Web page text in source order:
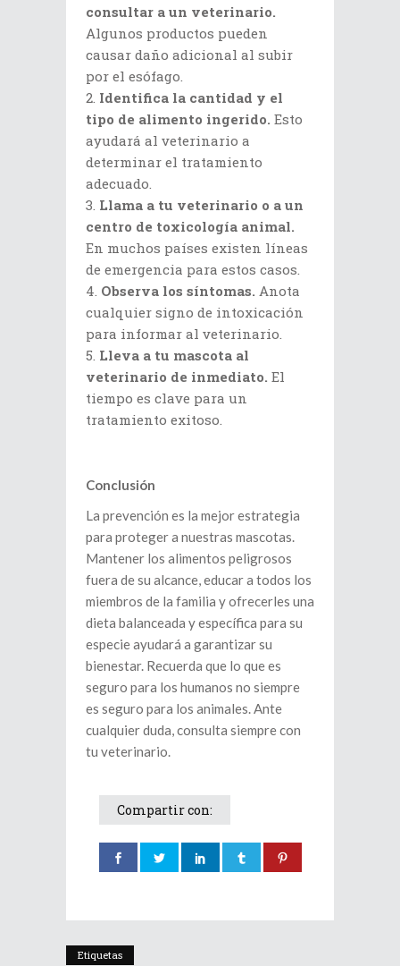
consultar a un veterinario.
Algunos productos pueden
causar daño adicional al subir
por el esófago.
Identifica la cantidad y el
tipo de alimento ingerido. Esto
ayudará al veterinario a
determinar el tratamiento
adecuado.
Llama a tu veterinario o a un
centro de toxicología animal.
En muchos países existen líneas
de emergencia para estos casos.
Observa los síntomas. Anota
cualquier signo de intoxicación
para informar al veterinario.
Lleva a tu mascota al
veterinario de inmediato. El
tiempo es clave para un
tratamiento exitoso.
Conclusión
La prevención es la mejor estrategia
para proteger a nuestras mascotas.
Mantener los alimentos peligrosos
fuera de su alcance, educar a todos los
miembros de la familia y ofrecerles una
dieta balanceada y específica para su
especie ayudará a garantizar su
bienestar. Recuerda que lo que es
seguro para los humanos no siempre
es seguro para los animales. Ante
cualquier duda, consulta siempre con
tu veterinario.
Compartir con:
Etiquetas